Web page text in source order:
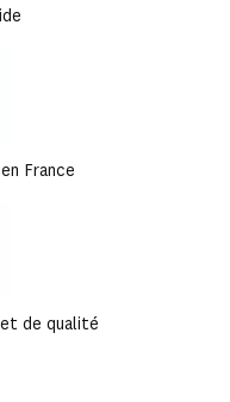
France
de qualité